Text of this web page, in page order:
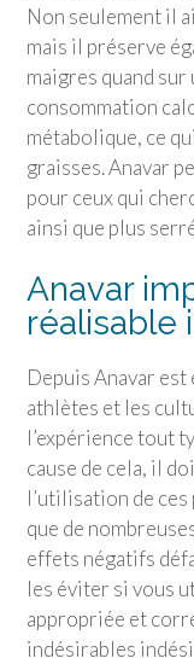
Non seulement il
mais il préserve
maigres quand
consommation
métabolique, ce
graisses. Anavar
pour ceux qui
ainsi que plus
Anavar
réalisable
Depuis Anavar
athlètes et les
l’expérience tout
cause de cela, il
l’utilisation de
que de
effets négatifs
les éviter si vous
appropriée et
indésirables